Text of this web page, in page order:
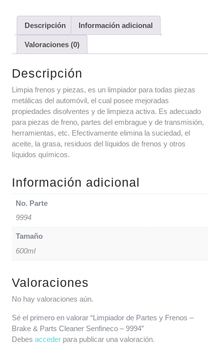
Descripción Información adicional
Valoraciones (0)
Descripción
Limpia frenos y piezas, es un limpiador para todas piezas
metálicas del automóvil, el cual posee mejoradas
propiedades disolventes y de limpieza activa. Es adecuado
para piezas de freno, partes del embrague y de transmisión,
herramientas, etc. Efectivamente elimina la suciedad, el
aceite, la grasa, residuos del líquidos de frenos y otros
líquidos químicos.
Información adicional
No. Parte
9994
Tamaño
600ml
Valoraciones
No hay valoraciones aún.
Sé el primero en valorar “Limpiador de Partes y Frenos –
Brake & Parts Cleaner Senfineco – 9994”
Debes acceder para publicar una valoración.